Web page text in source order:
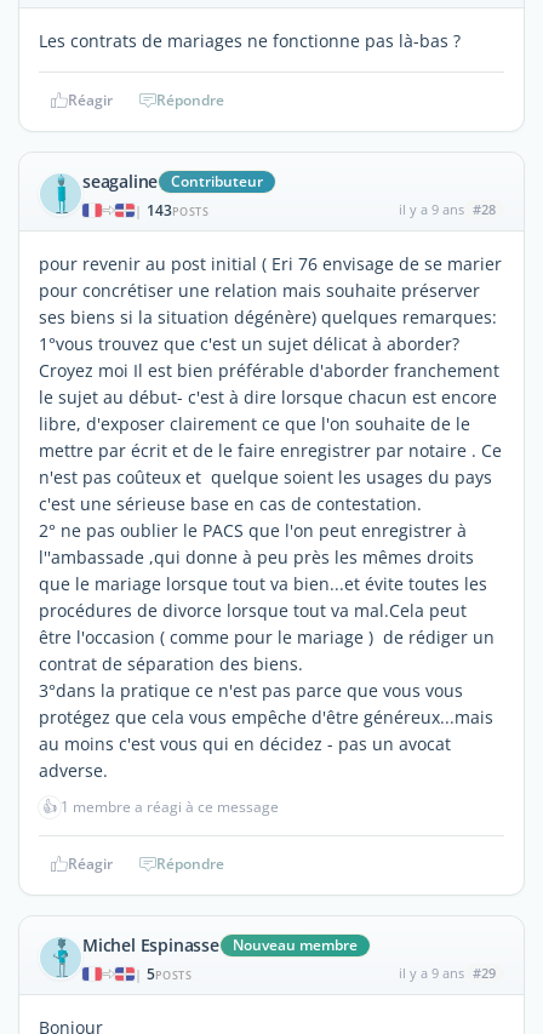
Les contrats de mariages ne fonctionne pas là-bas ?
Réagir Répondre
seagaline Contributeur
| 143POSTS il y a 9 ans #28
pour revenir au post initial ( Eri 76 envisage de se marier
pour concrétiser une relation mais souhaite préserver
ses biens si la situation dégénère) quelques remarques:
1°vous trouvez que c'est un sujet délicat à aborder?
Croyez moi Il est bien préférable d'aborder franchement
le sujet au début- c'est à dire lorsque chacun est encore
libre, d'exposer clairement ce que l'on souhaite de le
mettre par écrit et de le faire enregistrer par notaire . Ce
n'est pas coûteux et quelque soient les usages du pays
c'est une sérieuse base en cas de contestation.
2° ne pas oublier le PACS que l'on peut enregistrer à
l''ambassade ,qui donne à peu près les mêmes droits
que le mariage lorsque tout va bien...et évite toutes les
procédures de divorce lorsque tout va mal.Cela peut
être l'occasion ( comme pour le mariage ) de rédiger un
contrat de séparation des biens.
3°dans la pratique ce n'est pas parce que vous vous
protégez que cela vous empêche d'être généreux...mais
au moins c'est vous qui en décidez - pas un avocat
adverse.
👍 1 membre a réagi à ce message
Réagir Répondre
Michel Espinasse Nouveau membre
| 5POSTS il y a 9 ans #29
Bonjour